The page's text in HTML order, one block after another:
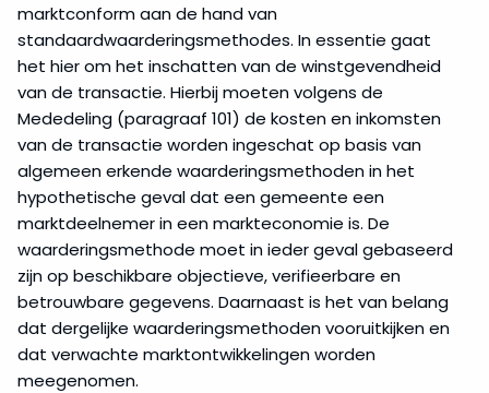
marktconform aan de hand van
standaardwaarderingsmethodes. In essentie gaat
het hier om het inschatten van de winstgevendheid
van de transactie. Hierbij moeten volgens de
Mededeling (paragraaf 101) de kosten en inkomsten
van de transactie worden ingeschat op basis van
algemeen erkende waarderingsmethoden in het
hypothetische geval dat een gemeente een
marktdeelnemer in een markteconomie is. De
waarderingsmethode moet in ieder geval gebaseerd
zijn op beschikbare objectieve, verifieerbare en
betrouwbare gegevens. Daarnaast is het van belang
dat dergelijke waarderingsmethoden vooruitkijken en
dat verwachte marktontwikkelingen worden
meegenomen.